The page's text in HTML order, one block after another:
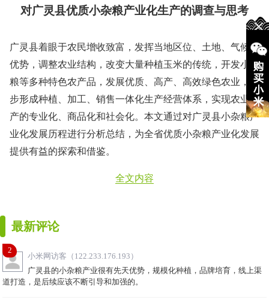
对广灵县优质小杂粮产业化生产的调查与思考
广灵县着眼于农民增收致富，发挥当地区位、土地、气候等
优势，调整农业结构，改变大量种植玉米的传统，开发小杂
粮等多种特色农产品，发展优质、高产、高效绿色农业，逐
步形成种植、加工、销售一体化生产经营体系，实现农业生
产的专业化、商品化和社会化。本文通过对广灵县小杂粮产
业化发展历程进行分析总结，为全省优质小杂粮产业化发展
提供有益的探索和借鉴。
全文内容
最新评论
小米网访客（122.233.176.193）
广灵县的小杂粮产业很有先天优势，规模化种植，品牌培育，线上渠
道打造，是后续应该不断引导和加强的。
2